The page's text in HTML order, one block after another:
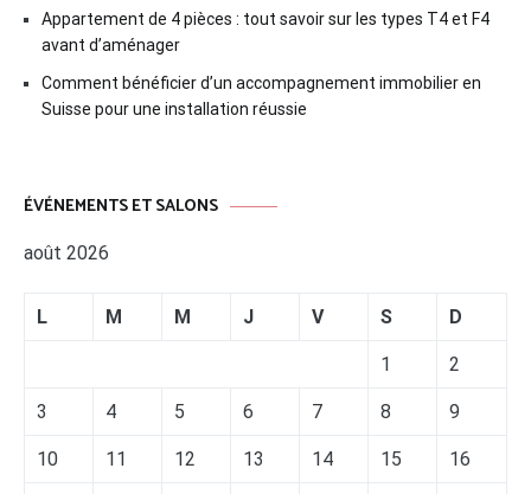
Appartement de 4 pièces : tout savoir sur les types T4 et F4
avant d’aménager
Comment bénéficier d’un accompagnement immobilier en
Suisse pour une installation réussie
ÉVÉNEMENTS ET SALONS
août 2026
L M M J V S D
1 2
3 4 5 6 7 8 9
10 11 12 13 14 15 16